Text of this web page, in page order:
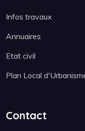
Infos travaux
Annuaires
Etat civil
Plan Local
Contact